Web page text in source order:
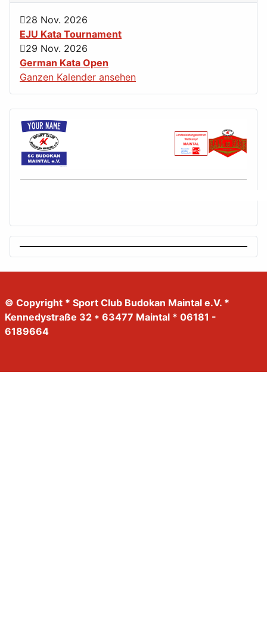
28 Nov. 2026
EJU Kata Tournament
29 Nov. 2026
German Kata Open
Ganzen Kalender ansehen
© Copyright * Sport Club Budokan Maintal e.V. *
Kennedystraße 32 * 63477 Maintal * 06181 -
6189664